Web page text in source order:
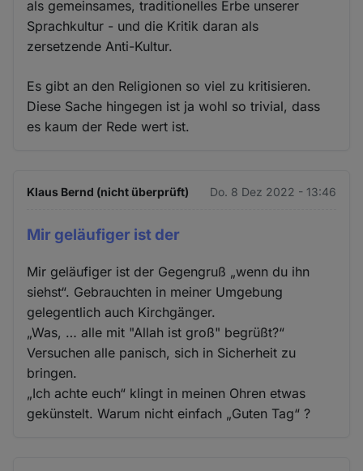
als gemeinsames, traditionelles Erbe unserer
Sprachkultur - und die Kritik daran als
zersetzende Anti-Kultur.
Es gibt an den Religionen so viel zu kritisieren.
Diese Sache hingegen ist ja wohl so trivial, dass
es kaum der Rede wert ist.
Klaus Bernd (nicht überprüft) Do. 8 Dez 2022 - 13:46
Mir geläufiger ist der
Mir geläufiger ist der Gegengruß „wenn du ihn
siehst“. Gebrauchten in meiner Umgebung
gelegentlich auch Kirchgänger.
„Was, … alle mit "Allah ist groß" begrüßt?“
Versuchen alle panisch, sich in Sicherheit zu
bringen.
„Ich achte euch“ klingt in meinen Ohren etwas
gekünstelt. Warum nicht einfach „Guten Tag“ ?